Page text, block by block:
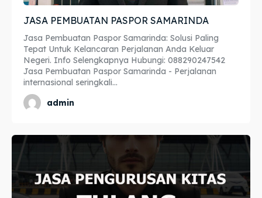
Asuransi
Blog
Asuransi
Blog
JASA PEMBUATAN PASPOR SAMARINDA
Jasa Pembuatan Paspor Samarinda: Solusi Paling
Tepat Untuk Kelancaran Perjalanan Anda Keluar
Negeri. Info Selengkapnya Hubungi: 088290247542
Jasa Pembuatan Paspor Samarinda - Perjalanan
internasional seringkali...
admin